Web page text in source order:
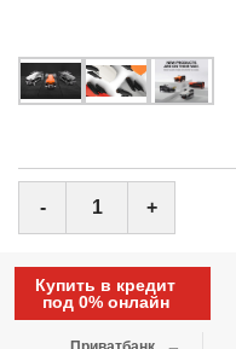
- +
Купить в кредит
под 0% онлайн